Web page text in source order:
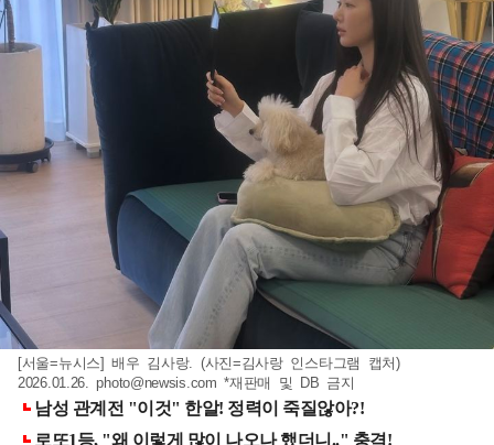
[서울=뉴시스] 배우 김사랑. (사진=김사랑 인스타그램 캡처)
2026.01.26.photo@newsis.com *재판매 및 DB 금지